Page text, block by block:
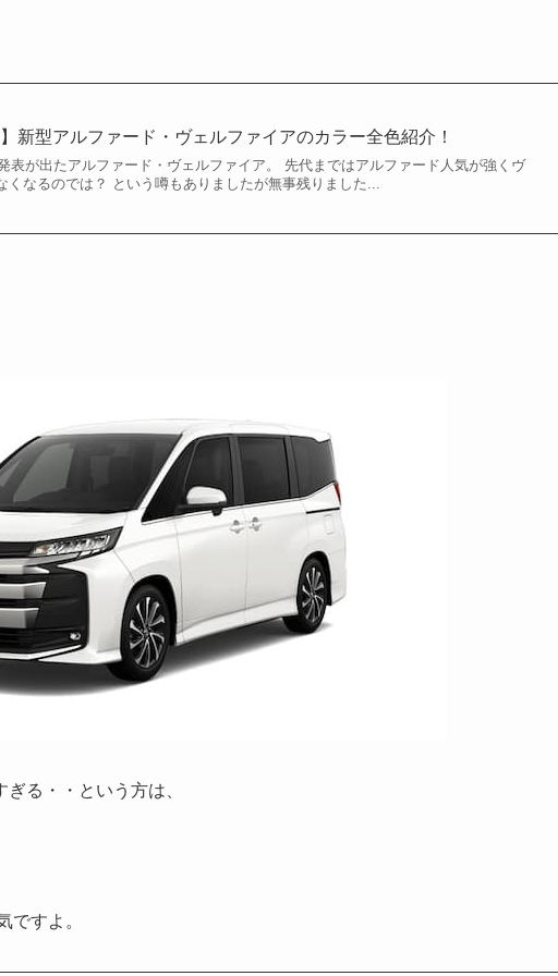
】新型アルファード・ヴェルファイアのカラー全色紹介！
表が出たアルファード・ヴェルファイア。 先代まではアルファード人気が強くヴ
くなるのでは？ という噂もありましたが無事残りました...
る・・という方は、
ですよ。